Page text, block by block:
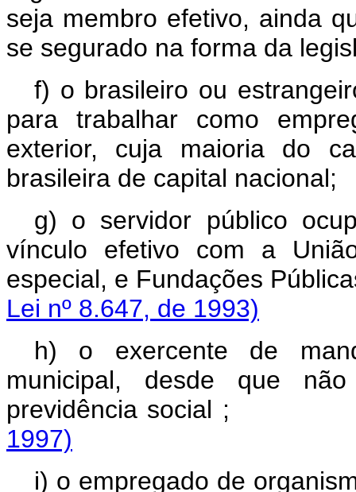
seja membro efetivo, ainda
se segurado na forma da
f) o brasileiro ou
para trabalhar como
exterior, cuja maioria do
brasileira de capital nacional;
g) o servidor público
vínculo efetivo com a
especial, e Fundações
Lei nº 8.647, de 1993)
h) o exercente de
municipal, desde que
previdência
1997)
i) o empregado de